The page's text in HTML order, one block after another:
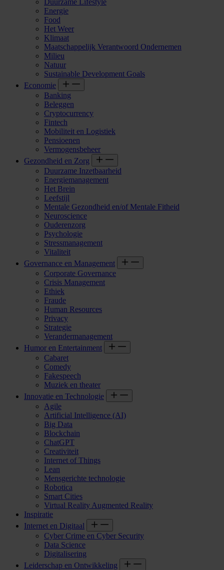
Energie
Food
Het Weer
Klimaat
Maatschappelijk Verantwoord Ondernemen
Milieu
Natuur
Sustainable Development Goals
Economie
Banking
Beleggen
Cryptocurrency
Fintech
Mobiliteit en Logistiek
Pensioenen
Vermogensbeheer
Gezondheid en Zorg
Duurzame Inzetbaarheid
Energiemanagement
Het Brein
Leefstijl
Mentale Gezondheid en/of Mentale Fitheid
Neuroscience
Ouderenzorg
Psychologie
Stressmanagement
Vitaliteit
Governance en Management
Corporate Governance
Crisis Management
Ethiek
Fraude
Human Resources
Privacy
Strategie
Verandermanagement
Humor en Entertainment
Cabaret
Comedy
Fakespeech
Muziek en theater
Innovatie en Technologie
Agile
Artificial Intelligence (AI)
Big Data
Blockchain
ChatGPT
Creativiteit
Internet of Things
Lean
Mensgerichte technologie
Robotica
Smart Cities
Virtual Reality Augmented Reality
Inspiratie
Internet en Digitaal
Cyber Crime en Cyber Security
Data Science
Digitalisering
Leiderschap en Ontwikkeling